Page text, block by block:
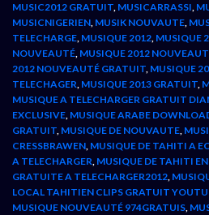
MUSIC2012 GRATUIT, MUSICARRASSI,
MUSICNIGERIEN, MUSIK NOUVAUTE,
TELECHARGE, MUSIQUE 2012, MUSIQUE
NOUVEAUTÉ, MUSIQUE 2012
2012 NOUVEAUTÉ GRATUIT, MUSIQUE
TELECHAGER, MUSIQUE 2013 GRATUIT,
MUSIQUE A TELECHARGER GRATUIT
EXCLUSIVE, MUSIQUE ARABE
GRATUIT, MUSIQUE DE NOUVAUTE,
CRESSBRAWEN, MUSIQUE DE TAHITI A
A TELECHARGER, MUSIQUE DE TAHITI
GRATUITE A TELECHARGER2012,
LOCAL TAHITIEN CLIPS GRATUIT
MUSIQUE NOUVEAUTÉ 974GRATUIS,